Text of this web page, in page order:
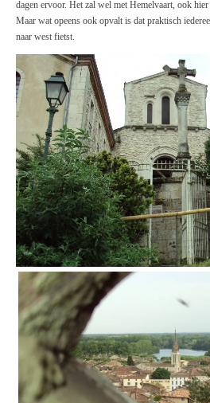
dagen ervoor. Het zal wel met Hemelvaart, ook
Maar wat opeens ook opvalt is dat praktisch
naar west fietst.